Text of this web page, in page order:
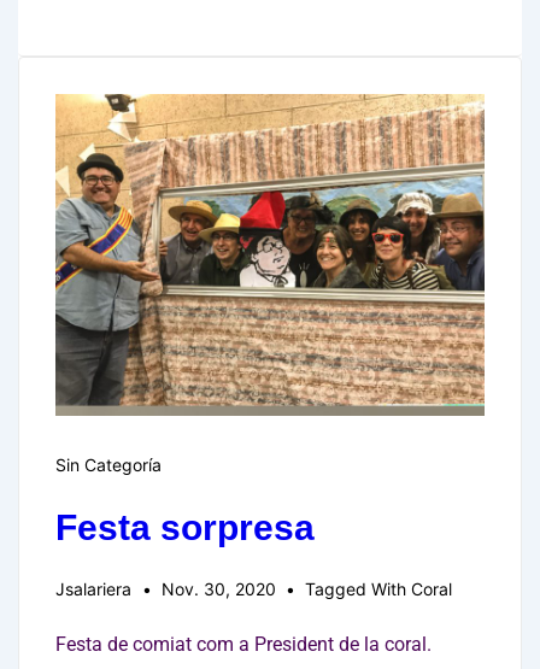
Sin Categoría
Festa sorpresa
Jsalariera Nov. 30, 2020 Tagged WithCoral
Festa de comiat com a President de la coral.